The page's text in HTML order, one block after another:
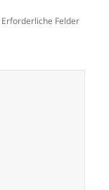
Erforderliche Felder